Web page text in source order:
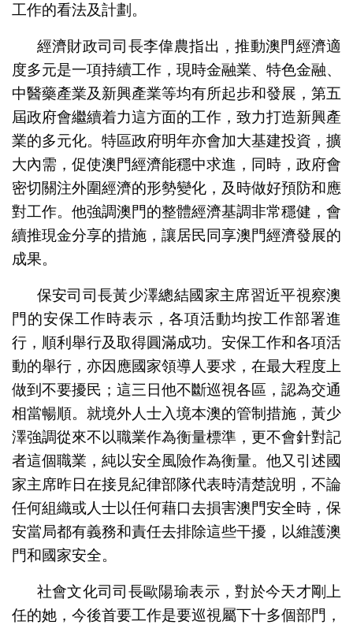
工作的看法及計劃。
經濟財政司司長李偉農指出，推動澳門經濟適
度多元是一項持續工作，現時金融業、特色金融、
中醫藥產業及新興產業等均有所起步和發展，第五
屆政府會繼續着力這方面的工作，致力打造新興產
業的多元化。特區政府明年亦會加大基建投資，擴
大內需，促使澳門經濟能穩中求進，同時，政府會
密切關注外圍經濟的形勢變化，及時做好預防和應
對工作。他強調澳門的整體經濟基調非常穩健，會
續推現金分享的措施，讓居民同享澳門經濟發展的
成果。
保安司司長黃少澤總結國家主席習近平視察澳
門的安保工作時表示，各項活動均按工作部署進
行，順利舉行及取得圓滿成功。安保工作和各項活
動的舉行，亦因應國家領導人要求，在最大程度上
做到不要擾民；這三日他不斷巡視各區，認為交通
相當暢順。就境外人士入境本澳的管制措施，黃少
澤強調從來不以職業作為衡量標準，更不會針對記
者這個職業，純以安全風險作為衡量。他又引述國
家主席昨日在接見紀律部隊代表時清楚說明，不論
任何組織或人士以任何藉口去損害澳門安全時，保
安當局都有義務和責任去排除這些干擾，以維護澳
門和國家安全。
社會文化司司長歐陽瑜表示，對於今天才剛上
任的她，今後首要工作是要巡視屬下十多個部門，